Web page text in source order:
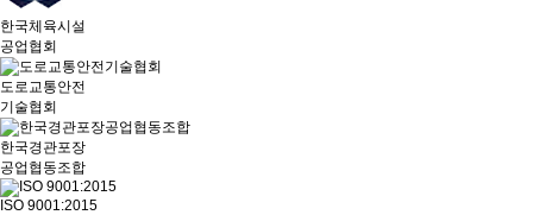
한국체육시설
공업협회
도로교통안전
기술협회
한국경관포장
공업협동조합
ISO 9001:2015